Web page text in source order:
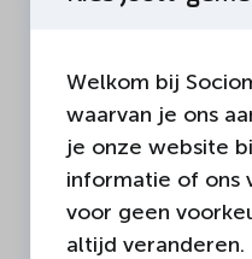
06-
Welkom bij
waarvan je ons
je onze website
informatie of ons
voor geen
altijd veranderen.